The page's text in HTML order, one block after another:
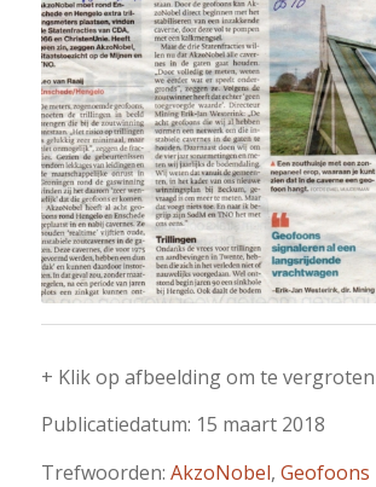
+ Klik op afbeelding om te vergroten
Publicatiedatum: 15 maart 2018
Trefwoorden: AkzoNobel, Geofoons